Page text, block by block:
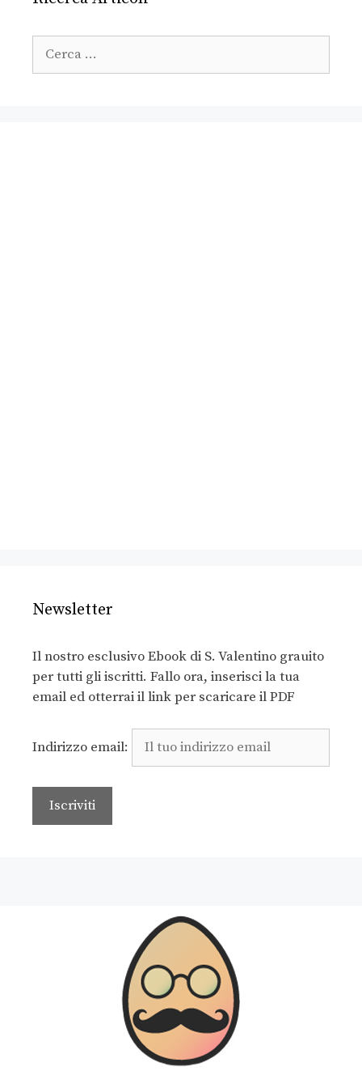
Newsletter
Il nostro esclusivo Ebook di S. Valentino grauito
per tutti gli iscritti. Fallo ora, inserisci la tua
email ed otterrai il link per scaricare il PDF
Indirizzo email: